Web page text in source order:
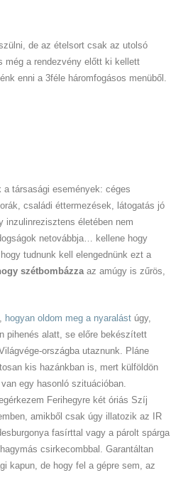
de az ételsort csak az utolsó
még a rendezvény előtt ki kellett
enni a 3féle háromfogásos menüből.
a társasági események: céges
családi éttermezések, látogatás jó
inzulinrezisztens életében nem
netovábbja… kellene hogy
tudnunk kell elengednünk ezt a
szétbombázzaaz amúgy is zűrös,
hogyan oldom meg a nyaralástúgy,
pihenés alatt, se előre bekészített
országba utaznunk. Pláne
kis hazánkban is, mert külföldön
egy hasonló szituációban.
Ferihegyre két óriás Szíj
amikből csak úgy illatozik az IR
fasírttal vagy a párolt spárga
csirkecombbal. Garantáltan
kapun, de hogy fel a gépre sem, az